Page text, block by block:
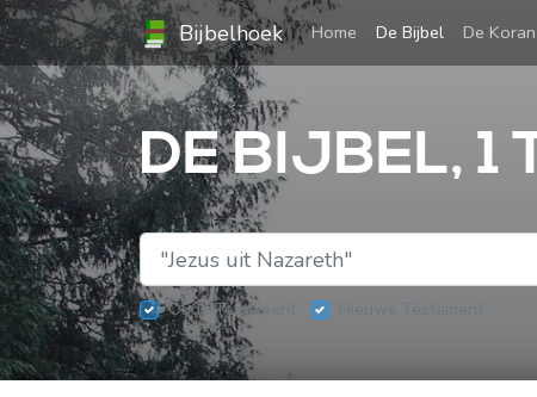
Bijbelhoek Home (current)
De Bijbel De Koran
DE BIJBEL, 1
Oude Testament